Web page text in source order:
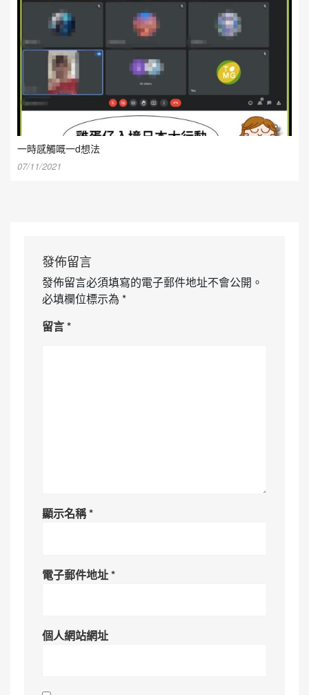
一時感觸嘅一d想法
07/11/2021
發佈留言
發佈留言必須填寫的電子郵件地址不會公開。
必填欄位標示為 *
留言*
顯示名稱*
電子郵件地址*
個人網站網址